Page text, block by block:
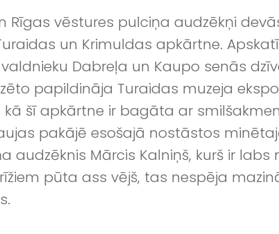
vēstures pulciņa audzēkņi
un Krimuldas apkārtne.
Dabreļa un Kaupo senās
papildināja Turaidas muzeja
šī apkārtne ir bagāta ar
pakājē esošajā nostāstos
audzēknis Mārcis Kalniņš, kurš ir
pūta ass vējš, tas nespēja